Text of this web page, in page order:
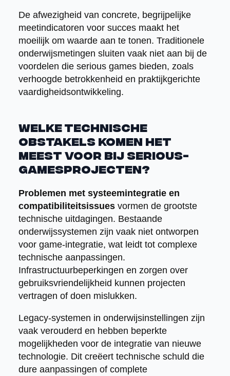
De afwezigheid van concrete, begrijpelijke
meetindicatoren voor succes maakt het
moeilijk om waarde aan te tonen. Traditionele
onderwijsmetingen sluiten vaak niet aan bij de
voordelen die serious games bieden, zoals
verhoogde betrokkenheid en praktijkgerichte
vaardigheidsontwikkeling.
Welke technische
obstakels komen het
meest voor bij serious-
gamesprojecten?
Problemen met systeemintegratie en
compatibiliteitsissuesvormen de grootste
technische uitdagingen. Bestaande
onderwijssystemen zijn vaak niet ontworpen
voor game-integratie, wat leidt tot complexe
technische aanpassingen.
Infrastructuurbeperkingen en zorgen over
gebruiksvriendelijkheid kunnen projecten
vertragen of doen mislukken.
Legacy-systemen in onderwijsinstellingen zijn
vaak verouderd en hebben beperkte
mogelijkheden voor de integratie van nieuwe
technologie. Dit creëert technische schuld die
dure aanpassingen of complete